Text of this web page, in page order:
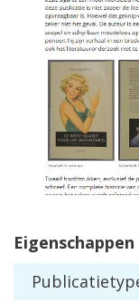
Eigenschappen